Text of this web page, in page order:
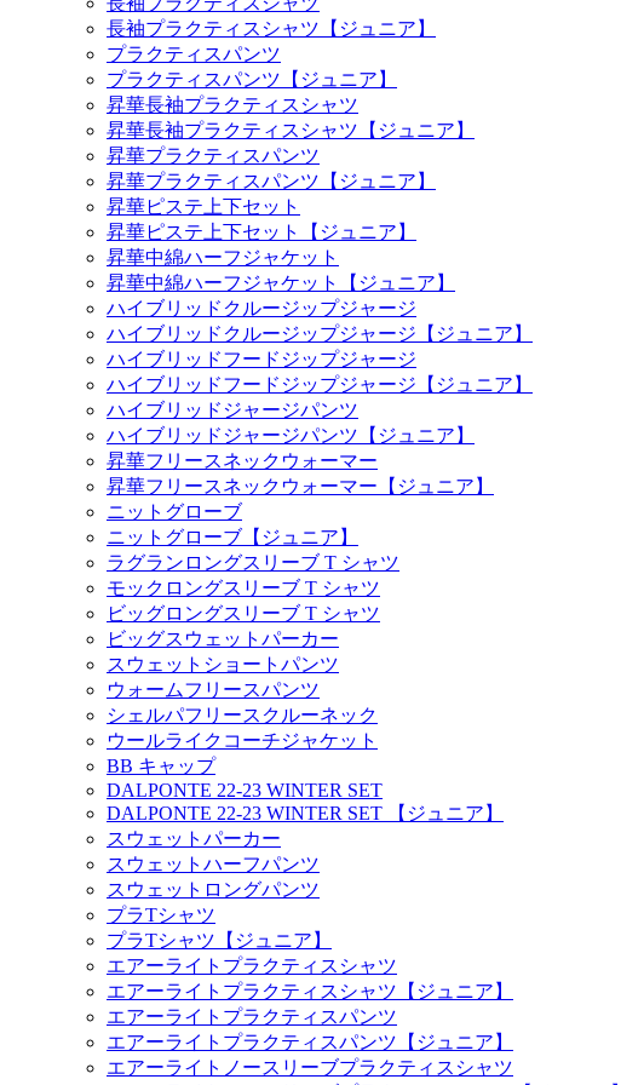
長袖プラクティスシャツ【ジュニア】
プラクティスパンツ
プラクティスパンツ【ジュニア】
昇華長袖プラクティスシャツ
昇華長袖プラクティスシャツ【ジュニア】
昇華プラクティスパンツ
昇華プラクティスパンツ【ジュニア】
昇華ピステ上下セット
昇華ピステ上下セット【ジュニア】
昇華中綿ハーフジャケット
昇華中綿ハーフジャケット【ジュニア】
ハイブリッドクルージップジャージ
ハイブリッドクルージップジャージ【ジュニア】
ハイブリッドフードジップジャージ
ハイブリッドフードジップジャージ【ジュニア】
ハイブリッドジャージパンツ
ハイブリッドジャージパンツ【ジュニア】
昇華フリースネックウォーマー
昇華フリースネックウォーマー【ジュニア】
ニットグローブ
ニットグローブ【ジュニア】
ラグランロングスリーブ T シャツ
モックロングスリーブ T シャツ
ビッグロングスリーブ T シャツ
ビッグスウェットパーカー
スウェットショートパンツ
ウォームフリースパンツ
シェルパフリースクルーネック
ウールライクコーチジャケット
BB キャップ
DALPONTE 22-23 WINTER SET
DALPONTE 22-23 WINTER SET 【ジュニア】
スウェットパーカー
スウェットハーフパンツ
スウェットロングパンツ
プラTシャツ
プラTシャツ【ジュニア】
エアーライトプラクティスシャツ
エアーライトプラクティスシャツ【ジュニア】
エアーライトプラクティスパンツ
エアーライトプラクティスパンツ【ジュニア】
エアーライトノースリーブプラクティスシャツ